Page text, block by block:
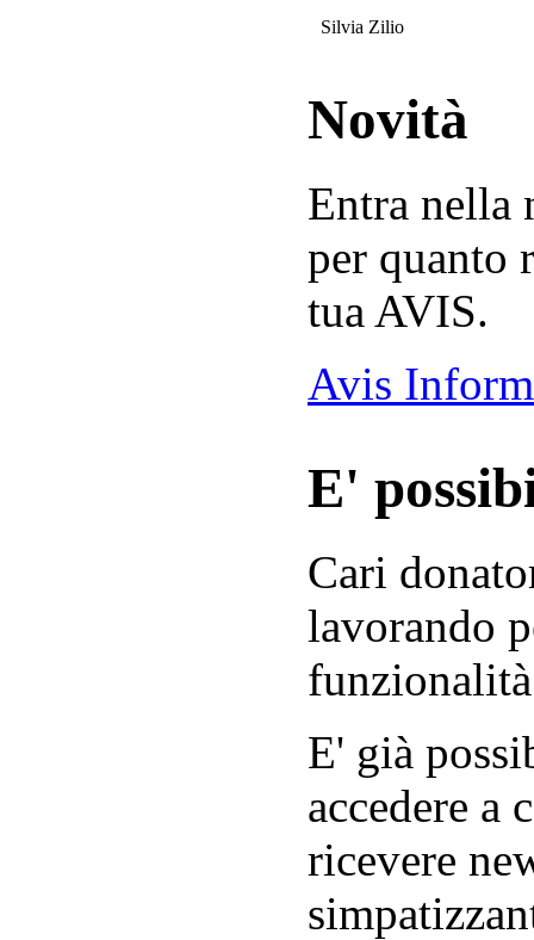
Silvia Zilio
Novità
Entra nella
per quanto
tua AVIS.
Avis
E'
Cari
lavorando
E' già
accedere a
ricevere